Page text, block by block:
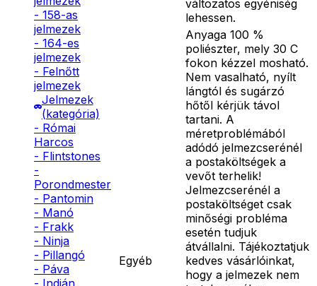
- 158-as
jelmezek
- 164-es
jelmezek
- Felnőtt
jelmezek
Jelmezek
(kategória)
- Római
Harcos
- Flintstones
-
Porondmester
- Pantomin
- Manó
- Frakk
- Ninja
- Pillangó
- Páva
- Indián
változatos egyéniség
lehessen.
Egyéb
Anyaga 100 %
poliészter, mely 30 C
fokon kézzel mosható.
Nem vasalható, nyílt
lángtól és sugárzó
hőtől kérjük távol
tartani. A
méretproblémából
adódó jelmezcserénél
a postaköltségek a
vevőt terhelik!
Jelmezcserénél a
postaköltséget csak
minőségi probléma
esetén tudjuk
átvállalni. Tájékoztatjuk
kedves vásárlóinkat,
hogy a jelmezek nem